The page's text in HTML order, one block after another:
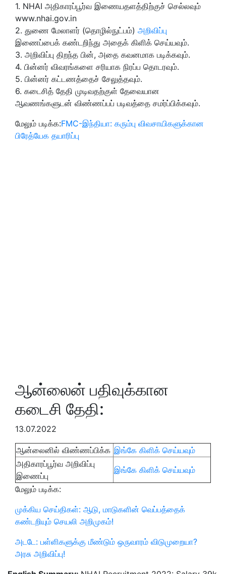
1. NHAI அதிகாரப்பூர்வ இணையதளத்திற்குச் செல்லவும்
www.nhai.gov.in
2. துணை மேலாளர் (தொழில்நுட்பம்) அறிவிப்பு
இணைப்பைக் கண்டறிந்து அதைக் கிளிக் செய்யவும்.
3. அறிவிப்பு திறந்த பின், அதை கவனமாக படிக்கவும்.
4. பின்னர் விவரங்களை சரியாக நிரப்ப தொடரவும்.
5. பின்னர் கட்டணத்தைச் சேலுத்தவும்.
6. கடைசித் தேதி முடிவதற்குள் தேவையான
ஆவணங்களுடன் விண்ணப்பப் படிவத்தை சமர்ப்பிக்கவும்.
மேலும் படிக்க:FMC-இந்தியா: கரும்பு விவசாயிகளுக்கான
பிரேத்யேக தயாரிப்பு
ஆன்லைன் பதிவுக்கான
கடைசி தேதி:
13.07.2022
ஆன்லைனில் விண்ணப்பிக்க இங்கே கிளிக் செய்யவும்
அதிகாரப்பூர்வ அறிவிப்பு
இணைப்பு
இங்கே கிளிக் செய்யவும்
மேலும் படிக்க:
முக்கிய செய்திகள்: ஆடு, மாடுகளின் வெப்பத்தைக்
கண்டறியும் செயலி அறிமுகம்!
அடடே: பள்ளிகளுக்கு மீண்டும் ஒருவாரம் விடுமுறையா?
அரசு அறிவிப்பு!